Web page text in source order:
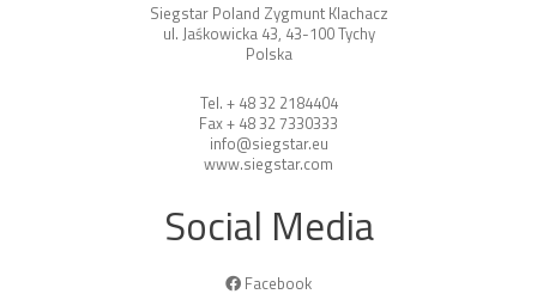
Siegstar Poland Zygmunt Klachacz
ul. Jaśkowicka 43, 43-100 Tychy
Polska
Tel. + 48 32 2184404
Fax + 48 32 7330333
info@siegstar.eu
www.siegstar.com
Social Media
Facebook